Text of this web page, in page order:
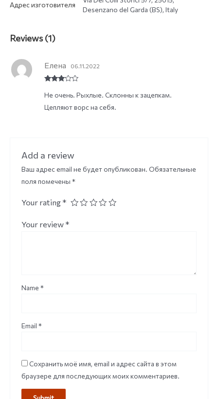
Адрес изготовителя
Desenzano del Garda (BS), Italy
Reviews (1)
out of
Елена 06.11.2022
Не очень. Рыхлые. Склонны к зацепкам.
Цепляют ворс на себя.
Add a review
Ваш адрес email не будет опубликован. Обязательные
поля помечены *
Your rating *
Your review *
Name *
Email *
Сохранить моё имя, email и адрес сайта в этом
браузере для последующих моих комментариев.